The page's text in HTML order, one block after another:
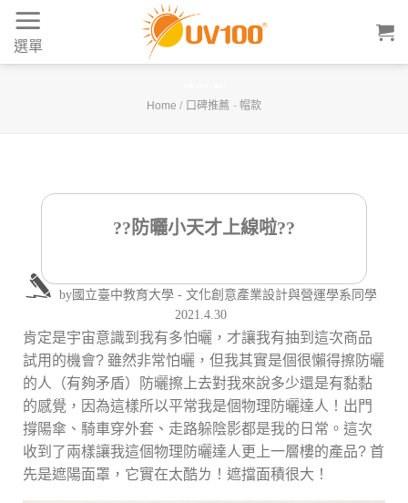
Skip
content
選單
Home / 口碑推薦 - 帽款
??防曬小天才上線啦??
by國立臺中教育大學 - 文化創意產業設計與營運學系同學
2021.4.30
肯定是宇宙意識到我有多怕曬，才讓我有抽到這次商品
試用的機會? 雖然非常怕曬，但我其實是個很懶得擦防曬
的人（有夠矛盾）防曬擦上去對我來說多少還是有黏黏
的感覺，因為這樣所以平常我是個物理防曬達人！出門
撐陽傘、騎車穿外套、走路躲陰影都是我的日常。這次
收到了兩樣讓我這個物理防曬達人更上一層樓的產品? 首
先是遮陽面罩，它實在太酷ㄌ！遮擋面積很大！